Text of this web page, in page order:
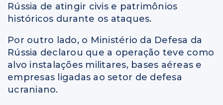
Rússia de atingir civis e patrimônios
históricos durante os ataques.
Por outro lado, o Ministério da Defesa da
Rússia declarou que a operação teve como
alvo instalações militares, bases aéreas e
empresas ligadas ao setor de defesa
ucraniano.